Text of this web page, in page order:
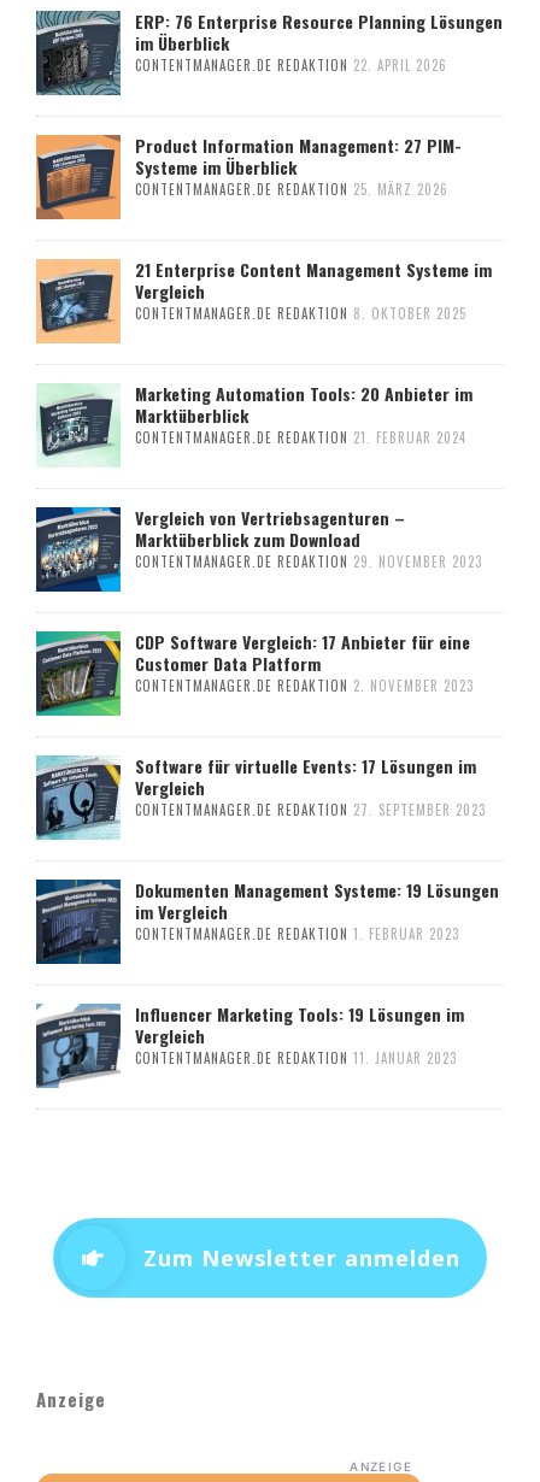
ERP: 76 Enterprise Resource Planning Lösungen
im Überblick
CONTENTMANAGER.DE REDAKTION 22. APRIL 2026
Product Information Management: 27 PIM-
Systeme im Überblick
CONTENTMANAGER.DE REDAKTION 25. MÄRZ 2026
21 Enterprise Content Management Systeme im
Vergleich
CONTENTMANAGER.DE REDAKTION 8. OKTOBER 2025
Marketing Automation Tools: 20 Anbieter im
Marktüberblick
CONTENTMANAGER.DE REDAKTION 21. FEBRUAR 2024
Vergleich von Vertriebsagenturen –
Marktüberblick zum Download
CONTENTMANAGER.DE REDAKTION 29. NOVEMBER 2023
CDP Software Vergleich: 17 Anbieter für eine
Customer Data Platform
CONTENTMANAGER.DE REDAKTION 2. NOVEMBER 2023
Software für virtuelle Events: 17 Lösungen im
Vergleich
CONTENTMANAGER.DE REDAKTION 27. SEPTEMBER 2023
Dokumenten Management Systeme: 19 Lösungen
im Vergleich
CONTENTMANAGER.DE REDAKTION 1. FEBRUAR 2023
Influencer Marketing Tools: 19 Lösungen im
Vergleich
CONTENTMANAGER.DE REDAKTION 11. JANUAR 2023
Zum Newsletter anmelden
Anzeige